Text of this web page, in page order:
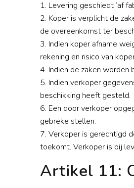
1. Levering geschiedt ‘af
2. Koper is verplicht de
de overeenkomst ter
3. Indien koper afname
rekening en risico van
4. Indien de zaken
5. Indien verkoper
beschikking heeft gesteld.
6. Een door verkoper
gebreke stellen.
7. Verkoper is gerechtigd
toekomt. Verkoper is bij
Artikel 11: